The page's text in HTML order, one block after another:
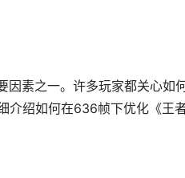
因素之一。许多玩家都关心如
介绍如何在636帧下优化《王